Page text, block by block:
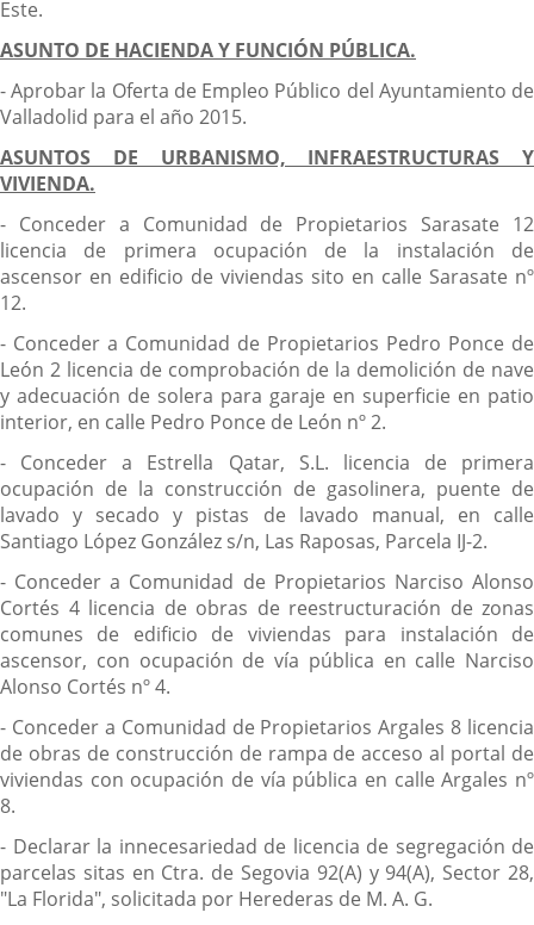
Este.
ASUNTO DE HACIENDA Y FUNCIÓN PÚBLICA.
- Aprobar la Oferta de Empleo Público del Ayuntamiento de
Valladolid para el año 2015.
ASUNTOS DE URBANISMO, INFRAESTRUCTURAS Y
VIVIENDA.
- Conceder a Comunidad de Propietarios Sarasate 12
licencia de primera ocupación de la instalación de
ascensor en edificio de viviendas sito en calle Sarasate nº
12.
- Conceder a Comunidad de Propietarios Pedro Ponce de
León 2 licencia de comprobación de la demolición de nave
y adecuación de solera para garaje en superficie en patio
interior, en calle Pedro Ponce de León nº 2.
- Conceder a Estrella Qatar, S.L. licencia de primera
ocupación de la construcción de gasolinera, puente de
lavado y secado y pistas de lavado manual, en calle
Santiago López González s/n, Las Raposas, Parcela IJ-2.
- Conceder a Comunidad de Propietarios Narciso Alonso
Cortés 4 licencia de obras de reestructuración de zonas
comunes de edificio de viviendas para instalación de
ascensor, con ocupación de vía pública en calle Narciso
Alonso Cortés nº 4.
- Conceder a Comunidad de Propietarios Argales 8 licencia
de obras de construcción de rampa de acceso al portal de
viviendas con ocupación de vía pública en calle Argales nº
8.
- Declarar la innecesariedad de licencia de segregación de
parcelas sitas en Ctra. de Segovia 92(A) y 94(A), Sector 28,
"La Florida", solicitada por Herederas de M. A. G.